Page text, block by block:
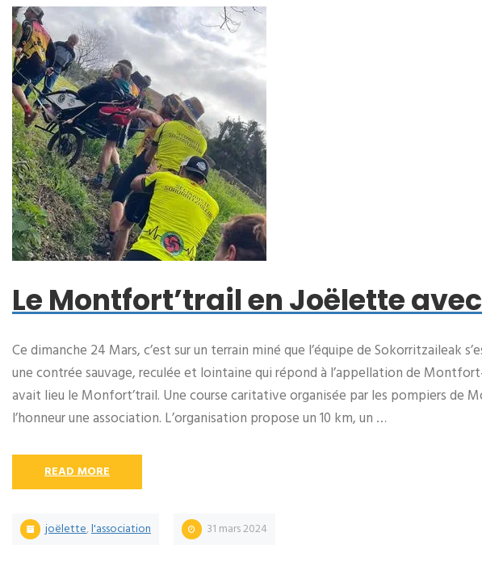
Le Montfort’trail en Joëlette
Ce dimanche 24 Mars, c’est sur un terrain miné que l’équipe de Sokorritzaileak
une contrée sauvage, reculée et lointaine qui répond à l’appellation de
avait lieu le Monfort’trail. Une course caritative organisée par les pompiers de
l’honneur une association. L’organisation propose un 10 km, un …
READ MORE
joëlette,l'association 31 mars 2024